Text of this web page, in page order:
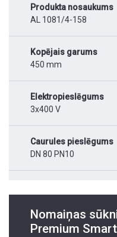
Produkta nosaukums
AL 1081/4-158
Kopējais garums
450 mm
Elektropieslēgums
3x400 V
Caurules pieslēgums
DN 80 PN10
Nomaiņas
Premium Smart